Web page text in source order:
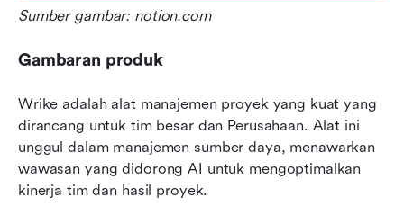
Sumber gambar: notion.com
Gambaran produk
Wrike adalah alat manajemen proyek yang kuat yang
dirancang untuk tim besar dan Perusahaan. Alat ini
unggul dalam manajemen sumber daya, menawarkan
wawasan yang didorong AI untuk mengoptimalkan
kinerja tim dan hasil proyek.